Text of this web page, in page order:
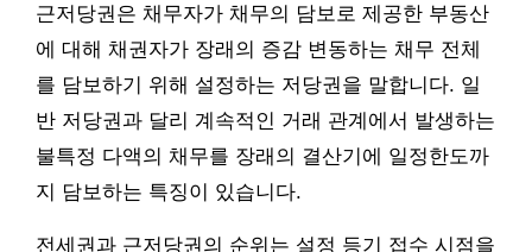
근저당권은 채무자가 채무의 담보로 제공한 부동산
에 대해 채권자가 장래의 증감 변동하는 채무 전체
를 담보하기 위해 설정하는 저당권을 말합니다. 일
반 저당권과 달리 계속적인 거래 관계에서 발생하는
불특정 다액의 채무를 장래의 결산기에 일정한도까
지 담보하는 특징이 있습니다.
전세권과 근저당권의 순위는 설정 등기 접수 시점을